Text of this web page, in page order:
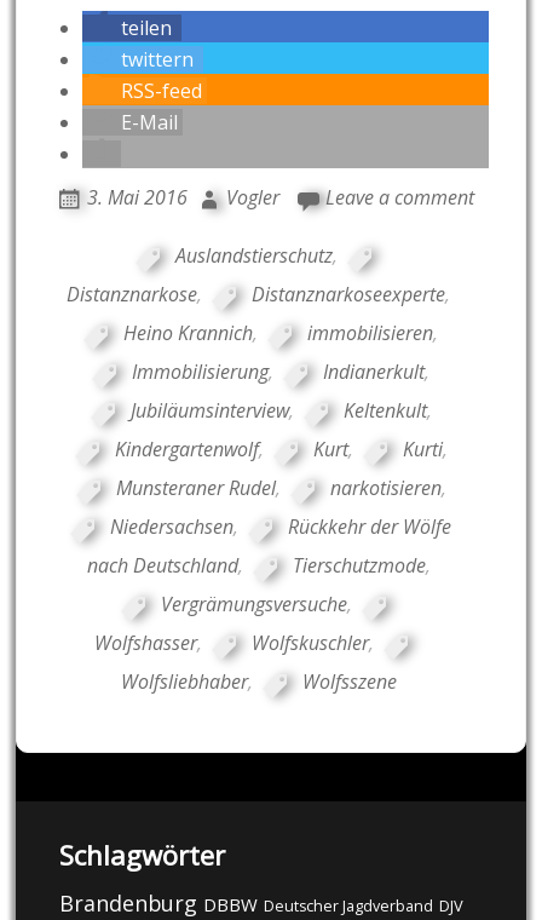
teilen
twittern
RSS-feed
E-Mail
3. Mai 2016 Vogler Leave a comment
Auslandstierschutz,
Distanznarkose, Distanznarkoseexperte,
Heino Krannich, immobilisieren,
Immobilisierung, Indianerkult,
Jubiläumsinterview, Keltenkult,
Kindergartenwolf, Kurt, Kurti,
Munsteraner Rudel, narkotisieren,
Niedersachsen,
Rückkehr der Wölfe
nach Deutschland, Tierschutzmode,
Vergrämungsversuche,
Wolfshasser, Wolfskuschler,
Wolfsliebhaber, Wolfsszene
Schlagwörter
Brandenburg DBBW Deutscher Jagdverband DJV